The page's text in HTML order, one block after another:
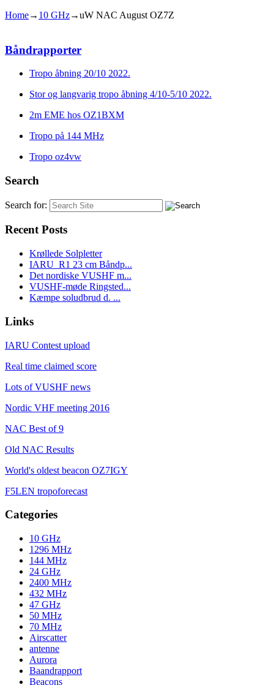
Home→ 10 GHz→uW NAC August OZ7Z
Båndrapporter
Tropo åbning 20/10 2022.
Stor og langvarig tropo åbning 4/10-5/10 2022.
2m EME hos OZ1BXM
Tropo på 144 MHz
Tropo oz4vw
Search
Search for:
Recent Posts
Krøllede Solpletter
IARU_R1 23 cm Båndp...
Det nordiske VUSHF m...
VUSHF-møde Ringsted...
Kæmpe soludbrud d. ...
Links
IARU Contest upload
Real time claimed score
Lots of VUSHF news
Nordic VHF meeting 2016
NAC Best of 9
Old NAC Results
World's oldest beacon OZ7IGY
F5LEN tropoforecast
Categories
10 GHz
1296 MHz
144 MHz
24 GHz
2400 MHz
432 MHz
47 GHz
50 MHz
70 MHz
Airscatter
antenne
Aurora
Baandrapport
Beacons